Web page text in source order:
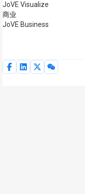
JoVE Visualize
商业
JoVE Business